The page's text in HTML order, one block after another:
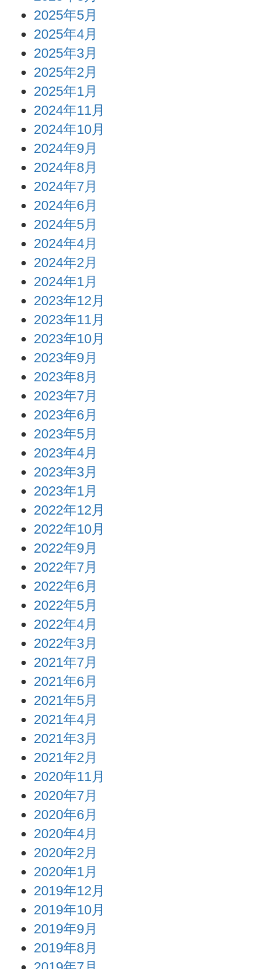
2025年5月
2025年4月
2025年3月
2025年2月
2025年1月
2024年11月
2024年10月
2024年9月
2024年8月
2024年7月
2024年6月
2024年5月
2024年4月
2024年2月
2024年1月
2023年12月
2023年11月
2023年10月
2023年9月
2023年8月
2023年7月
2023年6月
2023年5月
2023年4月
2023年3月
2023年1月
2022年12月
2022年10月
2022年9月
2022年7月
2022年6月
2022年5月
2022年4月
2022年3月
2021年7月
2021年6月
2021年5月
2021年4月
2021年3月
2021年2月
2020年11月
2020年7月
2020年6月
2020年4月
2020年2月
2020年1月
2019年12月
2019年10月
2019年9月
2019年8月